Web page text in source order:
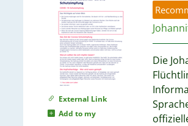
External Link
Add to my
Die